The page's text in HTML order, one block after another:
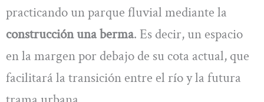
practicando un parque fluvial mediante la
construcción una berma. Es decir, un espacio
en la margen por debajo de su cota actual, que
facilitará la transición entre el río y la futura